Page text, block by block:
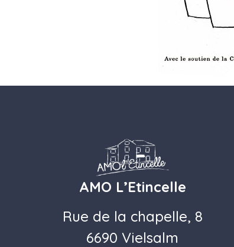
AMO L’Etincelle
Rue de la chapelle, 8
6690 Vielsalm